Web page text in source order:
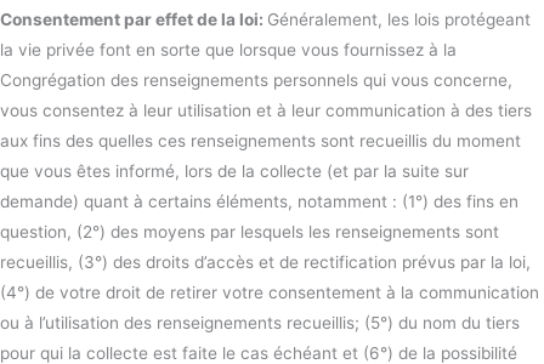
Consentement par effet de la loi: Généralement, les lois protégeant
la vie privée font en sorte que lorsque vous fournissez à la
Congrégation des renseignements personnels qui vous concerne,
vous consentez à leur utilisation et à leur communication à des tiers
aux fins des quelles ces renseignements sont recueillis du moment
que vous êtes informé, lors de la collecte (et par la suite sur
demande) quant à certains éléments, notamment : (1°) des fins en
question, (2°) des moyens par lesquels les renseignements sont
recueillis, (3°) des droits d’accès et de rectification prévus par la loi,
(4°) de votre droit de retirer votre consentement à la communication
ou à l’utilisation des renseignements recueillis; (5°) du nom du tiers
pour qui la collecte est faite le cas échéant et (6°) de la possibilité